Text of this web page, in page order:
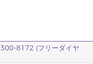
8172 (フリーダイヤ